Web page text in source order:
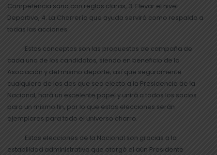
Competencia sana con reglas claras, 3. Elevar el nivel
Deportivo, 4. La Charrería que ayuda servirá como respaldo a
todas las acciones.
Estos conceptos son las propuestas de campaña de
cada uno de los candidatos, siendo en beneficio de la
Asociación y del mismo deporte, así que seguramente
cualquiera de los dos que sea electo a la Presidencia de la
Nacional, hará un excelente papel y unirá a todos los socios
para un mismo fin, por lo que estas elecciones serán
ejemplares para todo el universo charro.
Estas elecciones de la Nacional son gracias a la
estabilidad administrativa que otorgó el aún Presidente